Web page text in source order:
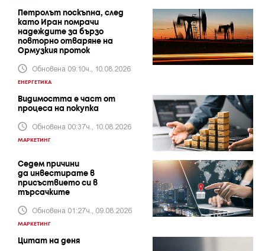
Петролът поскъпна, след
като Иран помрачи
надеждите за бързо
повторно отваряне на
Ормузкия проток
Обновена 09:10ч., 10.08.2026
ЕНЕРГЕТИКА
Видимостта е част от
процеса на покупка
Обновена 00:37ч., 10.08.2026
МАРКЕТИНГ
Седем причини
да инвестирате в
присъствието си в
търсачките
Обновена 01:27ч., 09.08.2026
МАРКЕТИНГ
Цитат на деня